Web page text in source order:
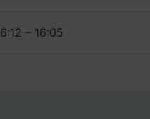
6:12 – 16:05